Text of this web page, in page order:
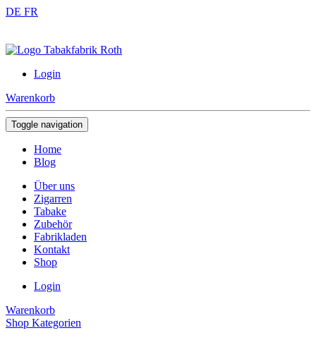
DE FR
Login
Warenkorb
Toggle navigation
Home
Blog
Über uns
Zigarren
Tabake
Zubehör
Fabrikladen
Kontakt
Shop
Login
Warenkorb
Shop Kategorien